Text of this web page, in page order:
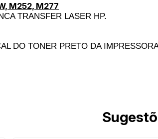
M252, M277
TRANSFER LASER HP.
DO TONER PRETO DA